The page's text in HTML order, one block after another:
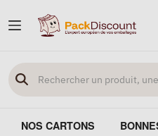
NOS CARTONS